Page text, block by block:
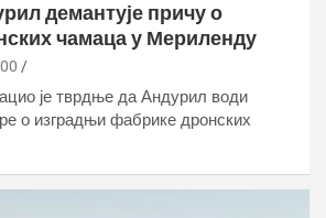
демантује причу о
чамаца у Мериленду
је тврдње да Андурил води
о изградњи фабрике дронских